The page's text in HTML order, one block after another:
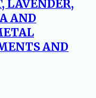
LAVENDER,
AND
AND